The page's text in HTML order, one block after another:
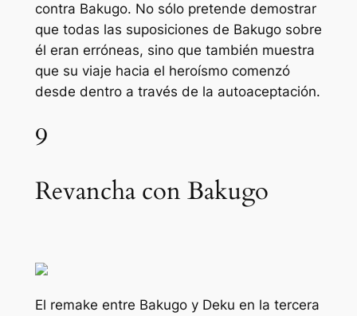
contra Bakugo. No sólo pretende demostrar
que todas las suposiciones de Bakugo sobre
él eran erróneas, sino que también muestra
que su viaje hacia el heroísmo comenzó
desde dentro a través de la autoaceptación.
9
Revancha con Bakugo
El remake entre Bakugo y Deku en la tercera